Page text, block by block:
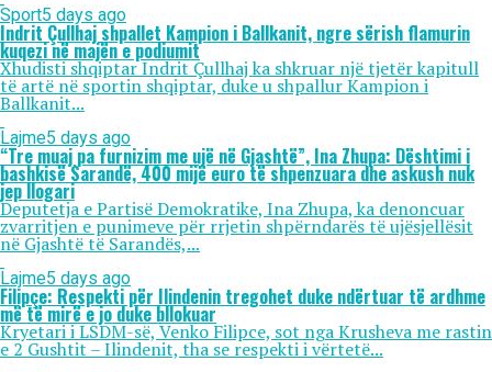
Sport5 days ago
Indrit Çullhaj shpallet Kampion i Ballkanit, ngre sërish flamurin
kuqezi në majën e podiumit
Xhudisti shqiptar Indrit Çullhaj ka shkruar një tjetër kapitull
të artë në sportin shqiptar, duke u shpallur Kampion i
Ballkanit...
Lajme5 days ago
“Tre muaj pa furnizim me ujë në Gjashtë”, Ina Zhupa: Dështimi i
bashkisë Sarandë, 400 mijë euro të shpenzuara dhe askush nuk
jep llogari
Deputetja e Partisë Demokratike, Ina Zhupa, ka denoncuar
zvarritjen e punimeve për rrjetin shpërndarës të ujësjellësit
në Gjashtë të Sarandës,...
Lajme5 days ago
Filipçe: Respekti për Ilindenin tregohet duke ndërtuar të ardhme
më të mirë e jo duke bllokuar
Kryetari i LSDM-së, Venko Filipce, sot nga Krusheva me rastin
e 2 Gushtit – Ilindenit, tha se respekti i vërtetë...